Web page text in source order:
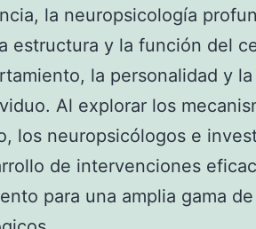
la neuropsicología
estructura y la función del
la personalidad y
Al explorar los
los neuropsicólogos e
de intervenciones
para una amplia gama